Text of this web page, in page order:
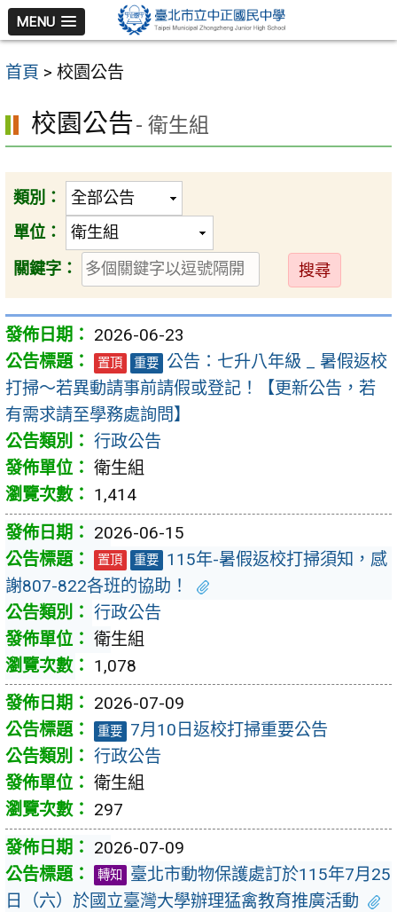
跳
至
主
內
容
區
MENU
首頁 > 校園公告
校園公告- 衛生組
類別：
單位：
關鍵字：
送
出
2026-06-23
置頂 重要 公告：七升八年級 _ 暑假返校
打掃～若異動請事前請假或登記！【更新公告，若
有需求請至學務處詢問】
行政公告
衛生組
1,414
2026-06-15
置頂 重要 115年-暑假返校打掃須知，感
謝807-822各班的協助！
行政公告
衛生組
1,078
2026-07-09
重要 7月10日返校打掃重要公告
行政公告
衛生組
297
2026-07-09
轉知
臺北市動物保護處訂於115年7月25
日（六）於國立臺灣大學辦理猛禽教育推廣活動